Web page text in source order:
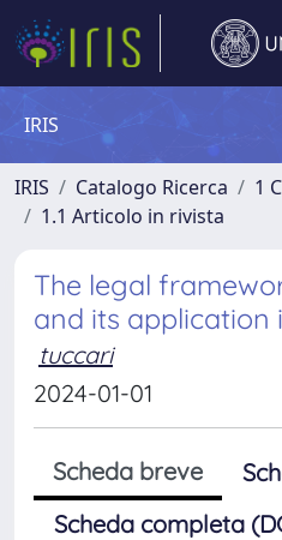
IRIS
IRIS Catalogo Ricerca
1
1.1 Articolo in rivista
The legal
and its application
tuccari
2024-01-01
Scheda breve
Scheda completa